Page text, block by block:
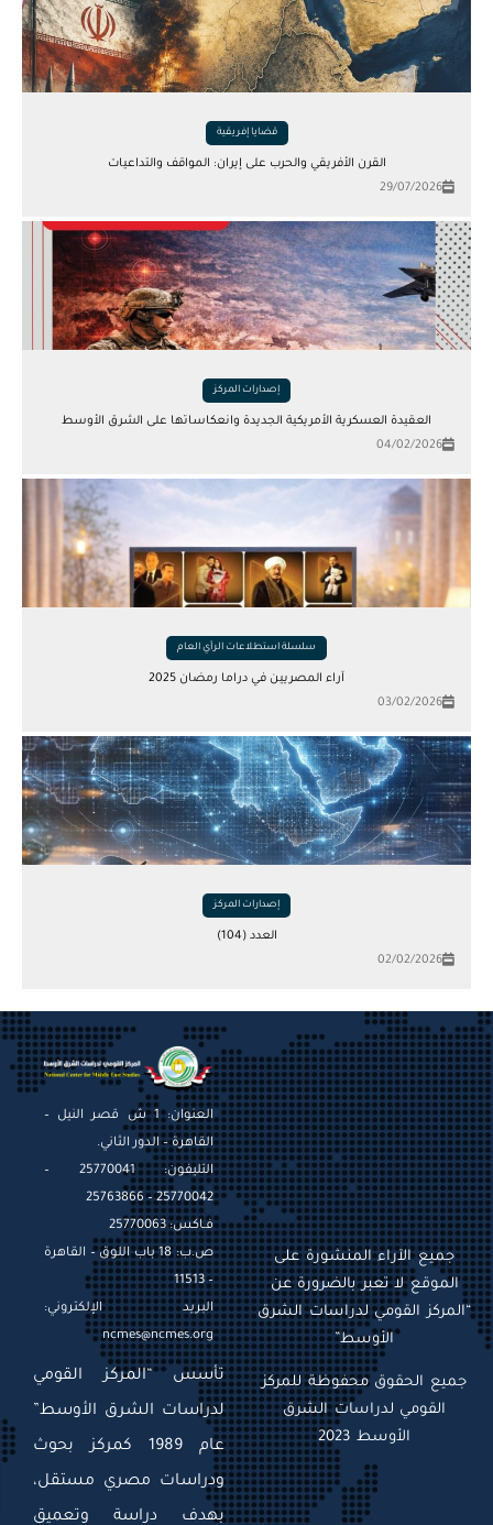
قضايا إفريقية
القرن الأفريقي والحرب على إيران: المواقف والتداعيات
29/07/2026
إصدارات المركز
العقيدة العسكرية الأمريكية الجديدة وانعكاساتها على الشرق الأوسط
04/02/2026
سلسلة استطلاعات الرأي العام
آراء المصريين في دراما رمضان 2025
03/02/2026
إصدارات المركز
العدد (104)
02/02/2026
العنوان: 1 ش قصر النيل –
القاهرة – الدور الثاني.
التليفون: 25770041 –
25770042 – 25763866
فـاكس: 25770063
ص.ب: 18 باب اللوق – القاهرة
– 11513
البريد الإلكتروني:
ncmes@ncmes.org
تأسس “المركز القومي
لدراسات الشرق الأوسط”
عام 1989 كمركز بحوث
ودراسات مصري مستقل،
بهدف دراسة وتعميق
جميع الآراء المنشورة على
الموقع لا تعبر بالضرورة عن
“المركز القومي لدراسات الشرق
الأوسط”
جميع الحقوق محفوظة للمركز
القومي لدراسات الشرق
الأوسط 2023